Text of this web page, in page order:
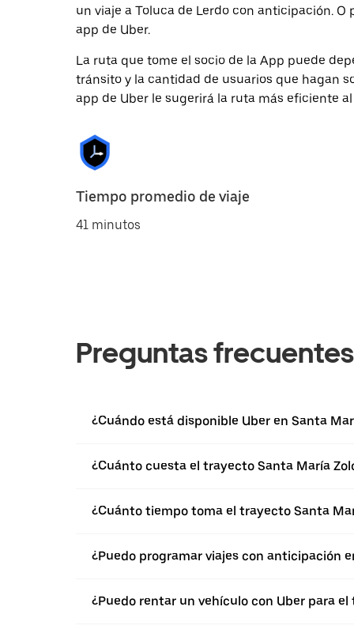
un viaje a Toluca de Lerdo con anticipación.
app de Uber.
La ruta que tome el socio de la App puede
tránsito y la cantidad de usuarios que hagan
app de Uber le sugerirá la ruta más eficiente
Tiempo promedio de viaje
41 minutos
Preguntas frecuentes
¿Cuándo está disponible Uber en Santa
¿Cuánto cuesta el trayecto Santa María
¿Cuánto tiempo toma el trayecto Santa
¿Puedo programar viajes con anticipación
¿Puedo rentar un vehículo con Uber para